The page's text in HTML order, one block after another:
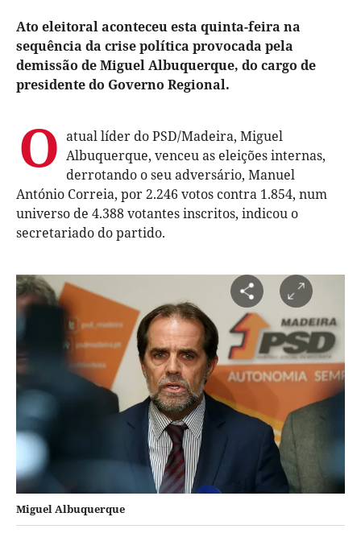
Ato eleitoral aconteceu esta quinta-feira na
sequência da crise política provocada pela
demissão de Miguel Albuquerque, do cargo de
presidente do Governo Regional.
O atual líder do PSD/Madeira, Miguel
Albuquerque, venceu as eleições internas,
derrotando o seu adversário, Manuel
António Correia, por 2.246 votos contra 1.854, num
universo de 4.388 votantes inscritos, indicou o
secretariado do partido.
Miguel Albuquerque